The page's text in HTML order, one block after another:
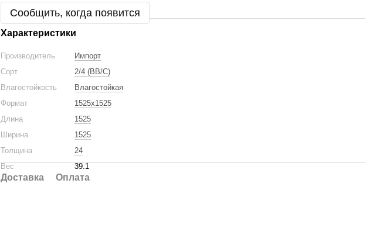
Сообщить, когда появится
Характеристики
Производитель
Импорт
Сорт
2/4 (BB/C)
Влагостойкость
Влагостойкая
Формат
1525x1525
Длина
1525
Ширина
1525
Толщина
24
Вес
39.1
Доставка Оплата